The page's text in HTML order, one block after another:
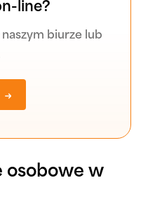
line?
naszym biurze lub
osobowe w